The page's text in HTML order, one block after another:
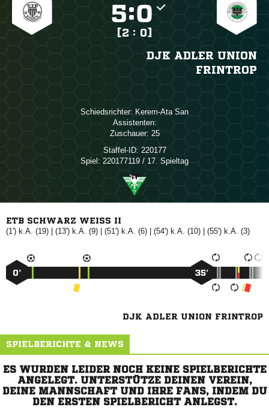
:
[2 : 0]
DJK ADLER UNION
FRINTROP
Schiedsrichter:  
Assistenten:
Zuschauer: 25
Staffel-ID: 220177
Spiel: 220177119 / 17. Spieltag
ETB SCHWARZ WEISS II
(1') k.A. (19) | (13') k.A. (9) | (51') k.A. (6) | (54') k.A. (10) | (55') k.A. (3)
0’ 35’
DJK ADLER UNION FRINTROP
SPIELBERICHTE & NEWS
ES WURDEN LEIDER NOCH KEINE SPIELBERICHTE
ANGELEGT. UNTERSTÜTZE DEINEN VEREIN,
DEINE MANNSCHAFT UND IHRE FANS, INDEM DU
DEN ERSTEN SPIELBERICHT ANLEGST.